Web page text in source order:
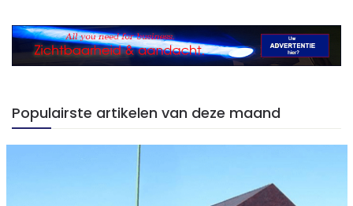
Populairste artikelen van deze maand